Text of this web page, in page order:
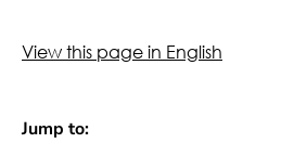
View this page in English
Jump to: